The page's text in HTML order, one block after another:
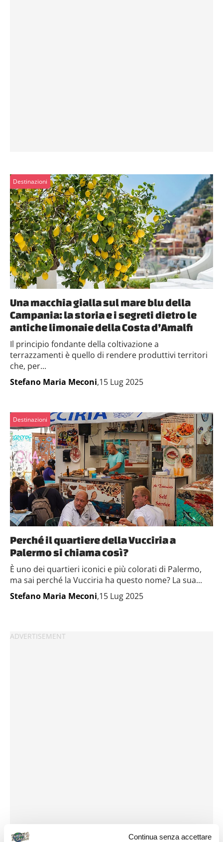
Continua senza accettare
Destinazioni
Una macchia gialla sul mare blu della
Campania: la storia e i segreti dietro le
antiche limonaie della Costa d’Amalfi
Il principio fondante della coltivazione a
terrazzamenti è quello di rendere produttivi territori
che, per...
Stefano Maria Meconi,15 Lug 2025
Destinazioni
Perché il quartiere della Vucciria a
Palermo si chiama così?
È uno dei quartieri iconici e più colorati di Palermo,
ma sai perché la Vucciria ha questo nome? La sua...
Stefano Maria Meconi,15 Lug 2025